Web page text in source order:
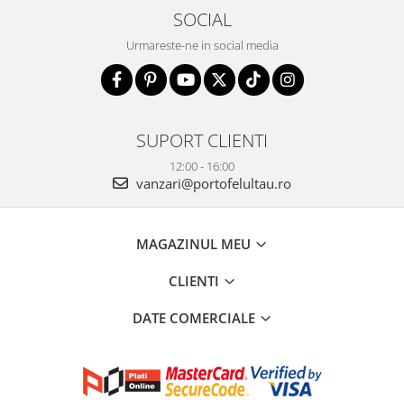
SOCIAL
Urmareste-ne in social media
SUPORT CLIENTI
12:00 - 16:00
vanzari@portofelultau.ro
MAGAZINUL MEU
CLIENTI
DATE COMERCIALE